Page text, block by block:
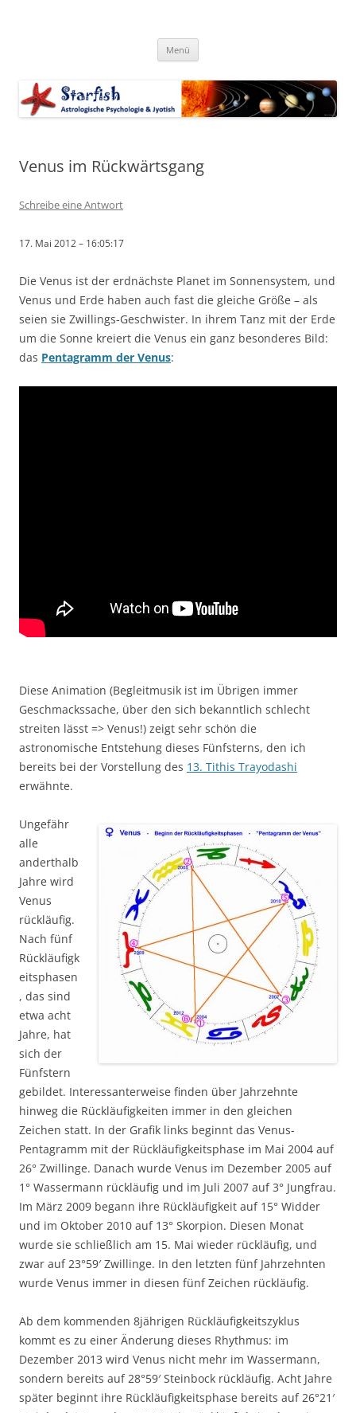
Menü
Venus im Rückwärtsgang
Schreibe eine Antwort
17. Mai 2012 – 16:05:17
Die Venus ist der erdnächste Planet im Sonnensystem, und
Venus und Erde haben auch fast die gleiche Größe – als
seien sie Zwillings-Geschwister. In ihrem Tanz mit der Erde
um die Sonne kreiert die Venus ein ganz besonderes Bild:
das Pentagramm der Venus:
Diese Animation (Begleitmusik ist im Übrigen immer
Geschmackssache, über den sich bekanntlich schlecht
streiten lässt => Venus!) zeigt sehr schön die
astronomische Entstehung dieses Fünfsterns, den ich
bereits bei der Vorstellung des 13. Tithis Trayodashi
erwähnte.
Ungefähr
alle
anderthalb
Jahre wird
Venus
rückläufig.
Nach fünf
Rückläufigk
eitsphasen
, das sind
etwa acht
Jahre, hat
sich der
Fünfstern
gebildet. Interessanterweise finden über Jahrzehnte
hinweg die Rückläufigkeiten immer in den gleichen
Zeichen statt. In der Grafik links beginnt das Venus-
Pentagramm mit der Rückläufigkeitsphase im Mai 2004 auf
26° Zwillinge. Danach wurde Venus im Dezember 2005 auf
1° Wassermann rückläufig und im Juli 2007 auf 3° Jungfrau.
Im März 2009 begann ihre Rückläufigkeit auf 15° Widder
und im Oktober 2010 auf 13° Skorpion. Diesen Monat
wurde sie schließlich am 15. Mai wieder rückläufig, und
zwar auf 23°59′ Zwillinge. In den letzten fünf Jahrzehnten
wurde Venus immer in diesen fünf Zeichen rückläufig.
Ab dem kommenden 8jährigen Rückläufigkeitszyklus
kommt es zu einer Änderung dieses Rhythmus: im
Dezember 2013 wird Venus nicht mehr im Wassermann,
sondern bereits auf 28°59′ Steinbock rückläufig. Acht Jahre
später beginnt ihre Rückläufigkeitsphase bereits auf 26°21′